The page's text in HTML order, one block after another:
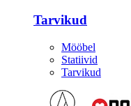
Tarvikud
Mööbel
Statiivid
Tarvikud